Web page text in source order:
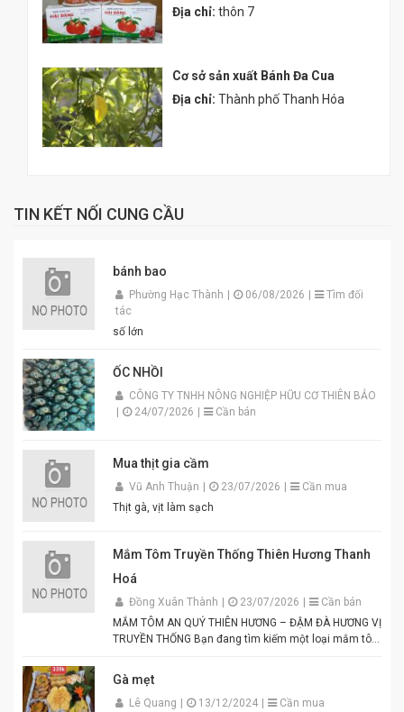
Địa chỉ: thôn 7
Cơ sở sản xuất Bánh Đa Cua
Địa chỉ: Thành phố Thanh Hóa
TIN KẾT NỐI CUNG CẦU
bánh bao
Phường Hạc Thành 06/08/2026
Tìm đối
tác
số lớn
ỐC NHỒI
CÔNG TY TNHH NÔNG NGHIỆP HỮU CƠ THIÊN BẢO
24/07/2026 Cần bán
Mua thịt gia cầm
Vũ Anh Thuận 23/07/2026
Cần mua
Thịt gà, vịt làm sạch
Mắm Tôm Truyền Thống Thiên Hương Thanh
Hoá
Đồng Xuân Thành 23/07/2026
Cần bán
MẮM TÔM AN QUÝ THIÊN HƯƠNG – ĐẬM ĐÀ HƯƠNG VỊ
TRUYỀN THỐNG Bạn đang tìm kiếm một loại mắm tôm
Mắm tôm An Quý Thiên Hương chính là lựa chọn hoàn
hảo cho mọi gia đình Việt. Được sản xuất từ tôm tươi
tuyển chọn theo quy trình lên men truyền thống. Màu
Gà mẹt
Lê Quang 13/12/2024
Cần mua